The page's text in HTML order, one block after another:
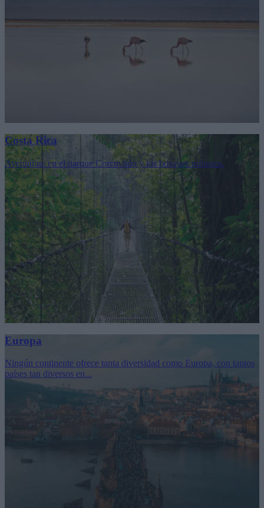
Costa Rica
Aventúrate en el parque Corcovado y los bosques nubosos.
Europa
Ningún continente ofrece tanta diversidad como Europa, con tantos
países tan diversos en...